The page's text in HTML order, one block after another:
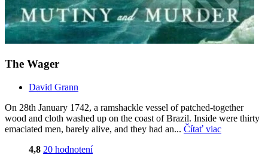
The Wager
David Grann
On 28th January 1742, a ramshackle vessel of patched-together
wood and cloth washed up on the coast of Brazil. Inside were thirty
emaciated men, barely alive, and they had an... Čítať viac
4,8 20 hodnotení